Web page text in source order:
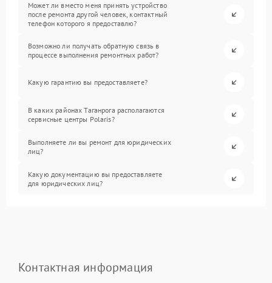
Может ли вместо меня принять устройство
после ремонта другой человек, контактный
телефон которого я предоставлю?
Возможно ли получать обратную связь в
процессе выполнения ремонтных работ?
Какую гарантию вы предоставляете?
В каких районах Таганрога располагаются
сервисные центры Polaris?
Выполняете ли вы ремонт для юридических
лиц?
Какую документацию вы предоставляете
для юридических лиц?
Контактная информация